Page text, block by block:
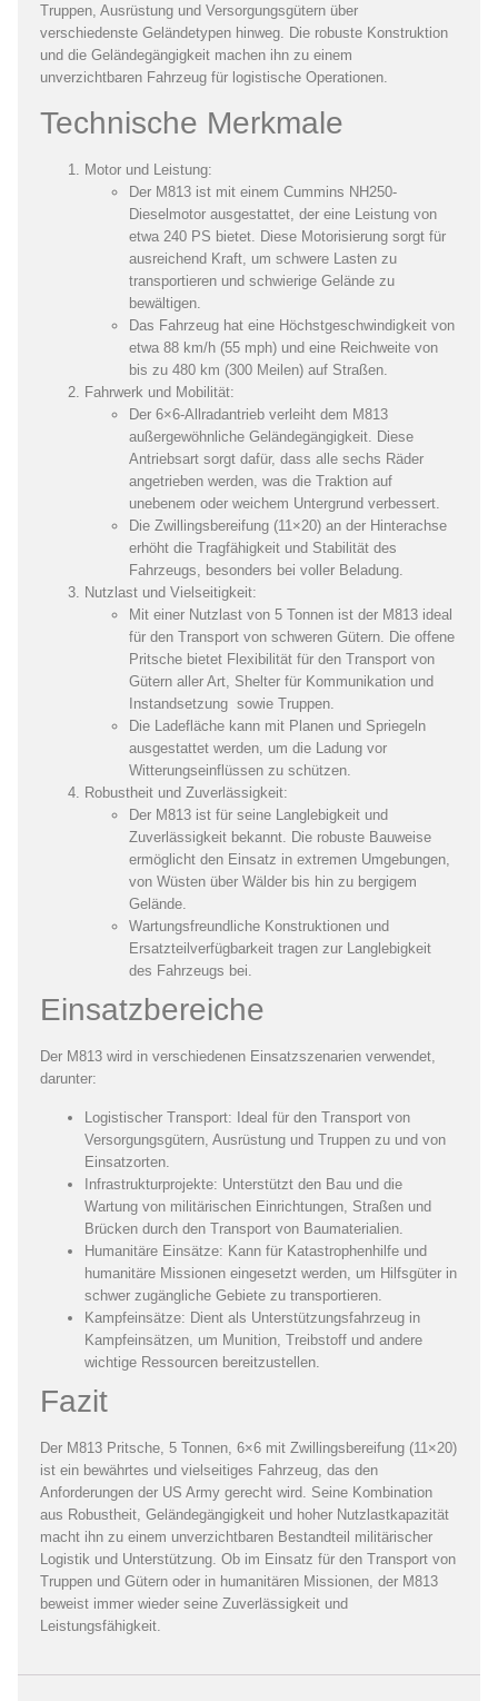
Truppen, Ausrüstung und Versorgungsgütern über
verschiedenste Geländetypen hinweg. Die robuste Konstruktion
und die Geländegängigkeit machen ihn zu einem
unverzichtbaren Fahrzeug für logistische Operationen.
Technische Merkmale
Motor und Leistung:
Der M813 ist mit einem Cummins NH250-
Dieselmotor ausgestattet, der eine Leistung von
etwa 240 PS bietet. Diese Motorisierung sorgt für
ausreichend Kraft, um schwere Lasten zu
transportieren und schwierige Gelände zu
bewältigen.
Das Fahrzeug hat eine Höchstgeschwindigkeit von
etwa 88 km/h (55 mph) und eine Reichweite von
bis zu 480 km (300 Meilen) auf Straßen.
Fahrwerk und Mobilität:
Der 6×6-Allradantrieb verleiht dem M813
außergewöhnliche Geländegängigkeit. Diese
Antriebsart sorgt dafür, dass alle sechs Räder
angetrieben werden, was die Traktion auf
unebenem oder weichem Untergrund verbessert.
Die Zwillingsbereifung (11×20) an der Hinterachse
erhöht die Tragfähigkeit und Stabilität des
Fahrzeugs, besonders bei voller Beladung.
Nutzlast und Vielseitigkeit:
Mit einer Nutzlast von 5 Tonnen ist der M813 ideal
für den Transport von schweren Gütern. Die offene
Pritsche bietet Flexibilität für den Transport von
Gütern aller Art, Shelter für Kommunikation und
Instandsetzung sowie Truppen.
Die Ladefläche kann mit Planen und Spriegeln
ausgestattet werden, um die Ladung vor
Witterungseinflüssen zu schützen.
Robustheit und Zuverlässigkeit:
Der M813 ist für seine Langlebigkeit und
Zuverlässigkeit bekannt. Die robuste Bauweise
ermöglicht den Einsatz in extremen Umgebungen,
von Wüsten über Wälder bis hin zu bergigem
Gelände.
Wartungsfreundliche Konstruktionen und
Ersatzteilverfügbarkeit tragen zur Langlebigkeit
des Fahrzeugs bei.
Einsatzbereiche
Der M813 wird in verschiedenen Einsatzszenarien verwendet,
darunter:
Logistischer Transport: Ideal für den Transport von
Versorgungsgütern, Ausrüstung und Truppen zu und von
Einsatzorten.
Infrastrukturprojekte: Unterstützt den Bau und die
Wartung von militärischen Einrichtungen, Straßen und
Brücken durch den Transport von Baumaterialien.
Humanitäre Einsätze: Kann für Katastrophenhilfe und
humanitäre Missionen eingesetzt werden, um Hilfsgüter in
schwer zugängliche Gebiete zu transportieren.
Kampfeinsätze: Dient als Unterstützungsfahrzeug in
Kampfeinsätzen, um Munition, Treibstoff und andere
wichtige Ressourcen bereitzustellen.
Fazit
Der M813 Pritsche, 5 Tonnen, 6×6 mit Zwillingsbereifung (11×20)
ist ein bewährtes und vielseitiges Fahrzeug, das den
Anforderungen der US Army gerecht wird. Seine Kombination
aus Robustheit, Geländegängigkeit und hoher Nutzlastkapazität
macht ihn zu einem unverzichtbaren Bestandteil militärischer
Logistik und Unterstützung. Ob im Einsatz für den Transport von
Truppen und Gütern oder in humanitären Missionen, der M813
beweist immer wieder seine Zuverlässigkeit und
Leistungsfähigkeit.